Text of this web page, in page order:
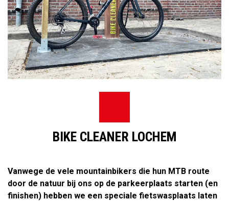
BIKE CLEANER LOCHEM
Vanwege de vele mountainbikers die hun MTB route
door de natuur bij ons op de parkeerplaats starten (en
finishen) hebben we een speciale fietswasplaats laten